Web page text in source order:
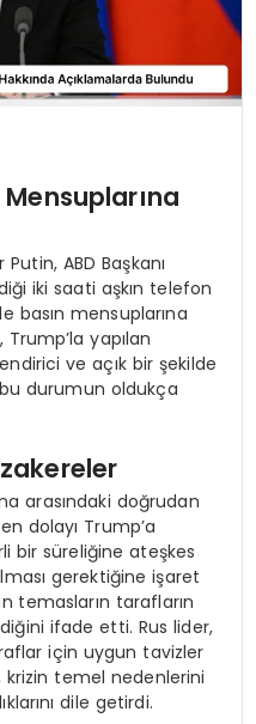
Mensuplarına
ABD Başkanı
iki saati aşkın telefon
basın mensuplarına
yapılan
ve açık bir şekilde
durumun oldukça
arasındaki doğrudan
dolayı Trump’a
bir süreliğine ateşkes
gerektiğine işaret
temasların tarafların
ifade etti. Rus lider,
için uygun tavizler
krizin temel nedenlerini
dile getirdi.